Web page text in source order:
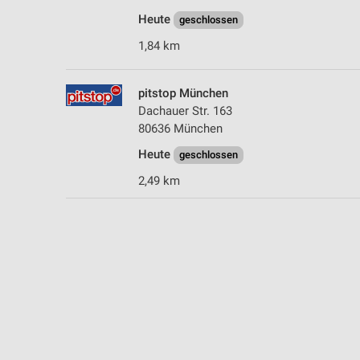
Heute
geschlossen
1,84 km
pitstop München
Dachauer Str. 163
80636 München
Heute
geschlossen
2,49 km